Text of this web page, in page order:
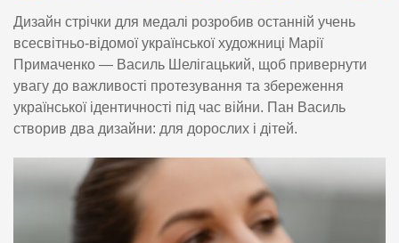
Дизайн стрічки для медалі розробив останній учень
всесвітньо-відомої української художниці Марії
Примаченко — Василь Шелігацький, щоб привернути
увагу до важливості протезування та збереження
української ідентичності під час війни. Пан Василь
створив два дизайни: для дорослих і дітей.